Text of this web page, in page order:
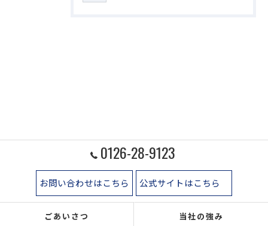
0126-28-9123
お問い合わせはこちら 公式サイトはこちら
ごあいさつ 当社の強み